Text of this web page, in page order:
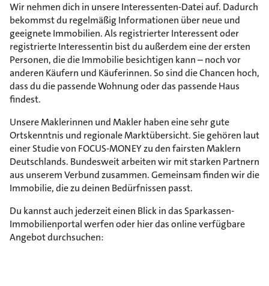
Wir nehmen dich in unsere Interessenten-Datei auf. Dadurch
bekommst du regelmäßig Informationen über neue und
geeignete Immobilien. Als registrierter Interessent oder
registrierte Interessentin bist du außerdem eine der ersten
Personen, die die Immobilie besichtigen kann – noch vor
anderen Käufern und Käuferinnen. So sind die Chancen hoch,
dass du die passende Wohnung oder das passende Haus
findest.
Unsere Maklerinnen und Makler haben eine sehr gute
Ortskenntnis und regionale Marktübersicht. Sie gehören laut
einer Studie von FOCUS-MONEY zu den fairsten Maklern
Deutschlands. Bundesweit arbeiten wir mit starken Partnern
aus unserem Verbund zusammen. Gemeinsam finden wir die
Immobilie, die zu deinen Bedürfnissen passt.
Du kannst auch jederzeit einen Blick in das Sparkassen-
Immobilienportal werfen oder hier das online verfügbare
Angebot durchsuchen: